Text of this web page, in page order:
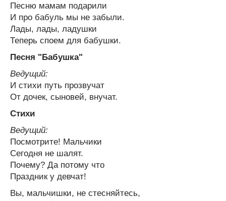
Песню мамам подарили
И про бабуль мы не забыли.
Лады, лады, ладушки
Теперь споем для бабушки.
Песня "Бабушка"
Ведущий:
И стихи путь прозвучат
От дочек, сыновей, внучат.
Стихи
Ведущий:
Посмотрите! Мальчики
Сегодня не шалят.
Почему? Да потому что
Праздник у девчат!
Вы, мальчишки, не стесняйтесь,